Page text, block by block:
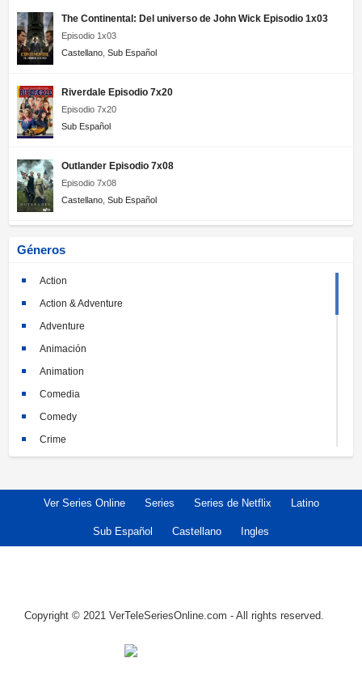
The Continental: Del universo de John Wick Episodio 1x03
Episodio 1x03
Castellano Sub Español
Riverdale Episodio 7x20
Episodio 7x20
Sub Español
Outlander Episodio 7x08
Episodio 7x08
Castellano Sub Español
Géneros
Action
Action & Adventure
Adventure
Animación
Animation
Comedia
Comedy
Crime
Documentary
Historia
Ver Series Online Series Series de Netflix Latino
Sub Español Castellano Ingles
Copyright © 2021 VerTeleSeriesOnline.com - All rights reserved.